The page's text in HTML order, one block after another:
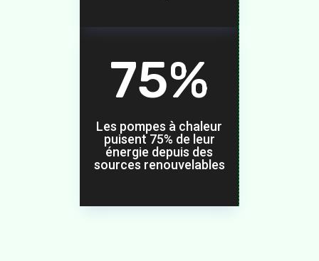
75%
Les pompes à chaleur
puisent 75% de leur
énergie depuis des
sources renouvelables